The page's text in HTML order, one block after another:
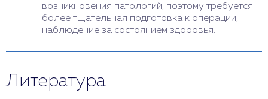
возникновения патологий, поэтому требуется
более тщательная подготовка к операции,
наблюдение за состоянием здоровья.
Литература